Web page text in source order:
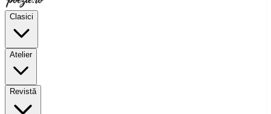
Clasici
Atelier
Revistă